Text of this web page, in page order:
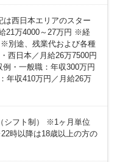
西日本エリアのスター
21万4000～27万円 ※経
別途、残業代および各種
日本／月給26万7500円
・一般職：年収300万円
年収410万円／月給26万
シフト制） ※1ヶ月単位
時以降は18歳以上の方の